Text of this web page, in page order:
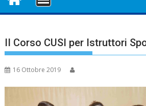
II Corso CUSI per Istruttori
16 Ottobre 2019